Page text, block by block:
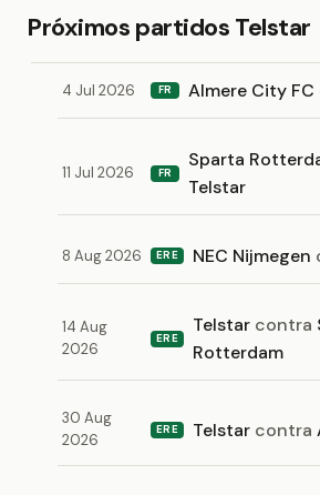
Próximos partidos Telstar
4 Jul 2026 FR Almere City FC
11 Jul 2026 FR
Sparta
Telstar
8 Aug 2026 ERE NEC Nijmegen
14 Aug
2026
ERE
Telstar contra
Rotterdam
30 Aug
2026
ERE Telstar contra